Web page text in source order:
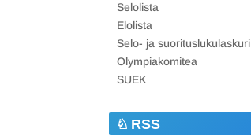
Selolista
Elolista
Selo- ja suorituslukulaskuri
Olympiakomitea
SUEK
RSS